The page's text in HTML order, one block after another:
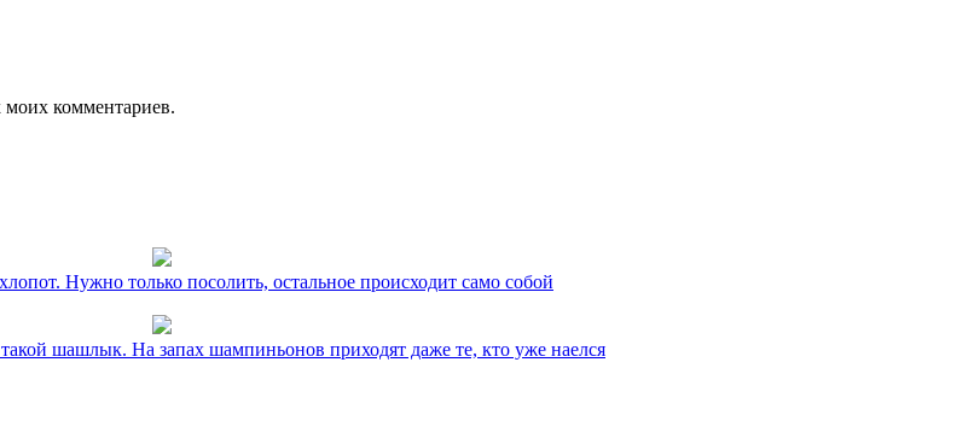
моих комментариев.
Нужно только посолить, остальное происходит само собой
шашлык. На запах шампиньонов приходят даже те, кто уже наелся